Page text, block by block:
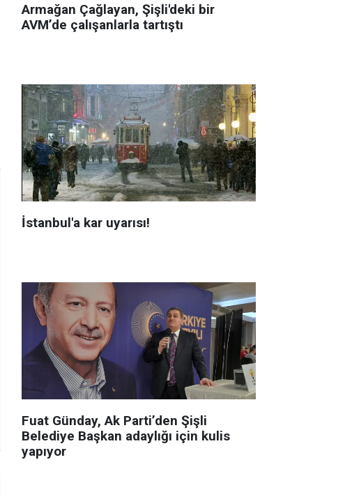
Armağan Çağlayan, Şişli'deki bir
AVM’de çalışanlarla tartıştı
İstanbul'a kar uyarısı!
Fuat Günday, Ak Parti’den Şişli
Belediye Başkan adaylığı için kulis
yapıyor